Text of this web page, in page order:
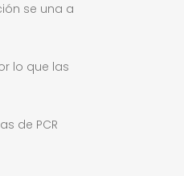
se una a
lo que las
de PCR